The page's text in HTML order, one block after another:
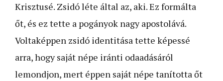
Krisztusé. Zsidó léte által az, aki. Ez formálta
őt, és ez tette a pogányok nagy apostolává.
Voltaképpen zsidó identitása tette képessé
arra, hogy saját népe iránti odaadásáról
lemondjon, mert éppen saját népe tanította őt